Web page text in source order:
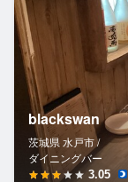
blackswan
茨城県 水戸市 /
ダイニングバー
3.05